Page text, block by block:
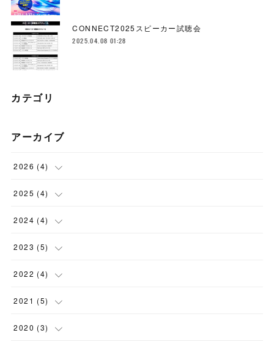
CONNECT2025スピーカー試聴会
2025.04.08 01:28
カテゴリ
アーカイブ
2026 (4)
(3
(1
2025 (4)
(2
(1
(1
2024 (4)
(3
(1
2023 (5)
(4
(1
2022 (4)
(3
(1
2021 (5)
(3
2020 (3)